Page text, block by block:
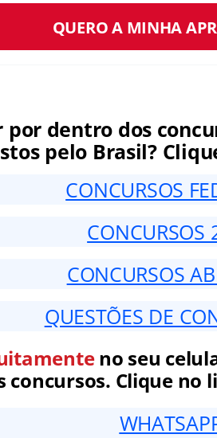
QUERO A MINHA
por dentro dos
pelo Brasil?
CONCURSOS
CONCURSOS
CONCURSOS
QUESTÕES DE
no seu
concursos. Clique no